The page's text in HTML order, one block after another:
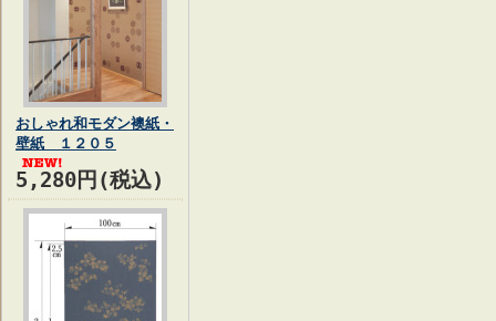
おしゃれ和モダン襖紙・
壁紙 １２０５
5,280円(税込)